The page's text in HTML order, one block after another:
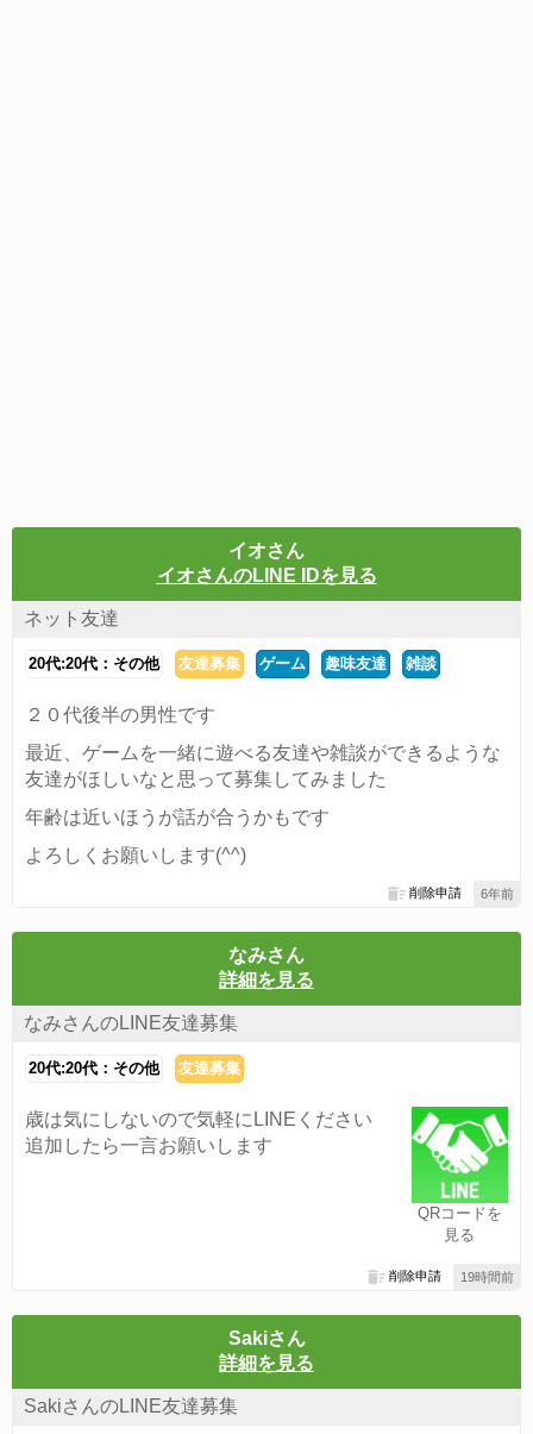
イオさん
イオさんのLINE IDを見る
ネット友達
20代:20代：その他 友達募集 ゲーム 趣味友達 雑談
２０代後半の男性です
最近、ゲームを一緒に遊べる友達や雑談ができるような
友達がほしいなと思って募集してみました
年齢は近いほうが話が合うかもです
よろしくお願いします(^^)
6年前
削除申請
なみさん
詳細を見る
なみさんのLINE友達募集
20代:20代：その他 友達募集
QRコードを
見る
歳は気にしないので気軽にLINEください
追加したら一言お願いします
19時間前
削除申請
Sakiさん
詳細を見る
SakiさんのLINE友達募集